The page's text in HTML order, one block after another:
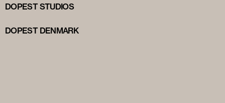
DOPEST STUDIOS
DOPEST DENMARK